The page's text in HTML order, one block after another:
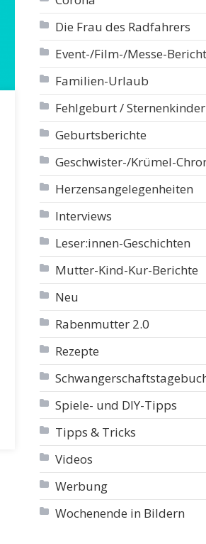
Die Frau des Radfahrers
Event-/Film-/Messe-
Familien-Urlaub
Fehlgeburt / Sternenkinder
Geburtsberichte
Geschwister-/Krümel-
Herzensangelegenheiten
Interviews
Leser:innen-Geschichten
Mutter-Kind-Kur-Berichte
Neu
Rabenmutter 2.0
Rezepte
Spiele- und DIY-Tipps
Tipps & Tricks
Videos
Werbung
Wochenende in Bildern